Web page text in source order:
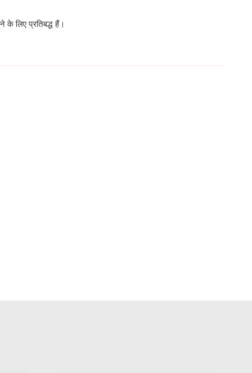
के लिए प्रतिबद्ध हैं।